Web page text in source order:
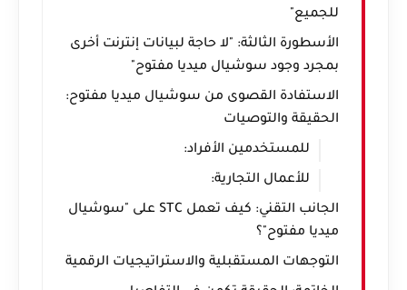
للجميع"
الأسطورة الثالثة: "لا حاجة لبيانات إنترنت أخرى
بمجرد وجود سوشيال ميديا مفتوح"
الاستفادة القصوى من سوشيال ميديا مفتوح:
الحقيقة والتوصيات
للمستخدمين الأفراد:
للأعمال التجارية:
الجانب التقني: كيف تعمل STC على "سوشيال
ميديا مفتوح"؟
التوجهات المستقبلية والاستراتيجيات الرقمية